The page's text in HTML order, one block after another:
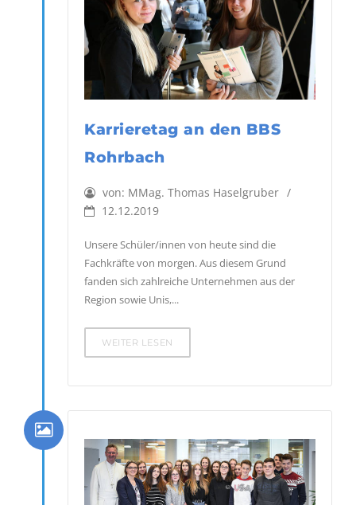
Karrieretag an den BBS
Rohrbach
von: MMag. Thomas Haselgruber
12.12.2019
Unsere Schüler/innen von heute sind die
Fachkräfte von morgen. Aus diesem Grund
fanden sich zahlreiche Unternehmen aus der
Region sowie Unis,...
WEITER LESEN